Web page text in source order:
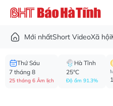
Mới nhấtShort VideoXã hội
Thứ Sáu
7 tháng 8
25 tháng 6 Âm lịch
Hà Tĩnh
25°C
Độ ẩm 91.3%